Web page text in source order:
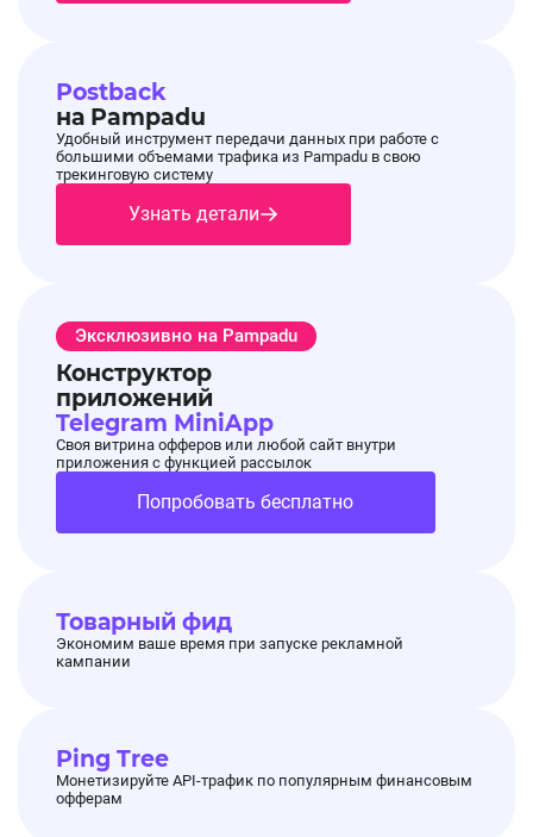
Postback
на Pampadu
Удобный инструмент передачи данных при работе с
большими объемами трафика из Pampadu в свою
трекинговую систему
Узнать детали
Эксклюзивно на Pampadu
Конструктор
приложений
Telegram MiniApp
Своя витрина офферов или любой сайт внутри
приложения с функцией рассылок
Попробовать бесплатно
Товарный фид
Экономим ваше время при запуске рекламной
кампании
Ping Tree
Монетизируйте API-трафик по популярным финансовым
офферам